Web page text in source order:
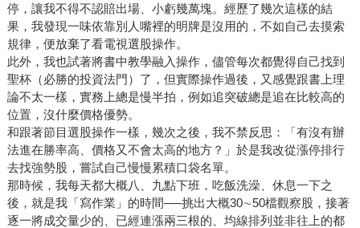
停，讓我不得不認賠出場、小虧幾萬塊。經歷了幾次這樣的結
果，我發現一味依靠別人嘴裡的明牌是沒用的，不如自己去摸索
規律，便放棄了看電視選股操作。
此外，我也試著將書中教學融入操作，儘管每次都覺得自己找到
聖杯（必勝的投資法門）了，但實際操作過後，又感覺跟書上理
論不太一樣，實務上總是慢半拍，例如追突破總是追在比較高的
位置，沒什麼價格優勢。
和跟著節目選股操作一樣，幾次之後，我不禁反思：「有沒有辦
法進在勝率高、價格又不會太高的地方？」於是我改從漲停排行
去找強勢股，嘗試自己慢慢累積口袋名單。
那時候，我每天都大概八、九點下班，吃飯洗澡、休息一下之
後，就是我「寫作業」的時間──挑出大概30∼50檔觀察股，接著
逐一將成交量少的、已經連漲兩三根的、均線排列並非往上的都